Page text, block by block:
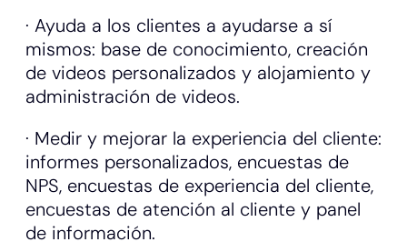
· Ayuda a los clientes a ayudarse a sí
mismos: base de conocimiento, creación
de videos personalizados y alojamiento y
administración de videos.
· Medir y mejorar la experiencia del cliente:
informes personalizados, encuestas de
NPS, encuestas de experiencia del cliente,
encuestas de atención al cliente y panel
de información.